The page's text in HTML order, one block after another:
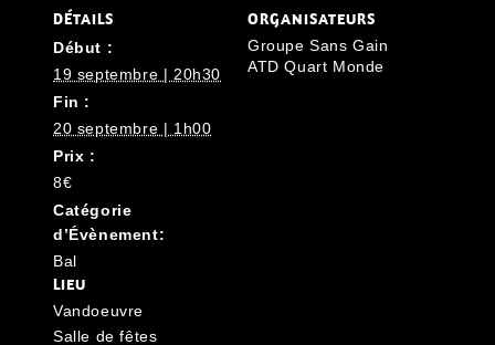
DÉTAILS
Début :
19 septembre | 20h30
Fin :
20 septembre | 1h00
Prix :
8€
Catégorie
d’Évènement:
Bal
LIEU
Vandoeuvre
Salle de fêtes
ORGANISATEURS
Groupe Sans Gain
ATD Quart Monde